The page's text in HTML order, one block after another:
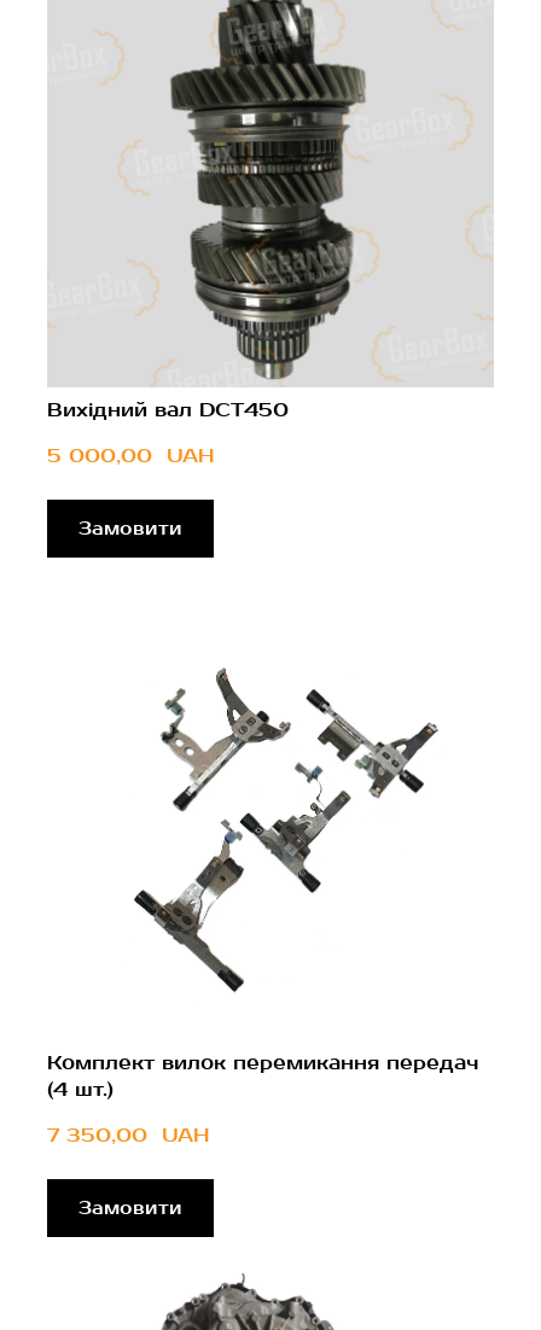
Вихідний вал DCT450
5 000,00  UAH
Замовити
Комплект вилок перемикання передач
(4 шт.)
7 350,00  UAH
Замовити